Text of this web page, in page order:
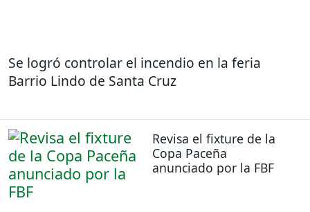
Se logró controlar el incendio en la feria
Barrio Lindo de Santa Cruz
Revisa el fixture de la
Copa Paceña
anunciado por la FBF